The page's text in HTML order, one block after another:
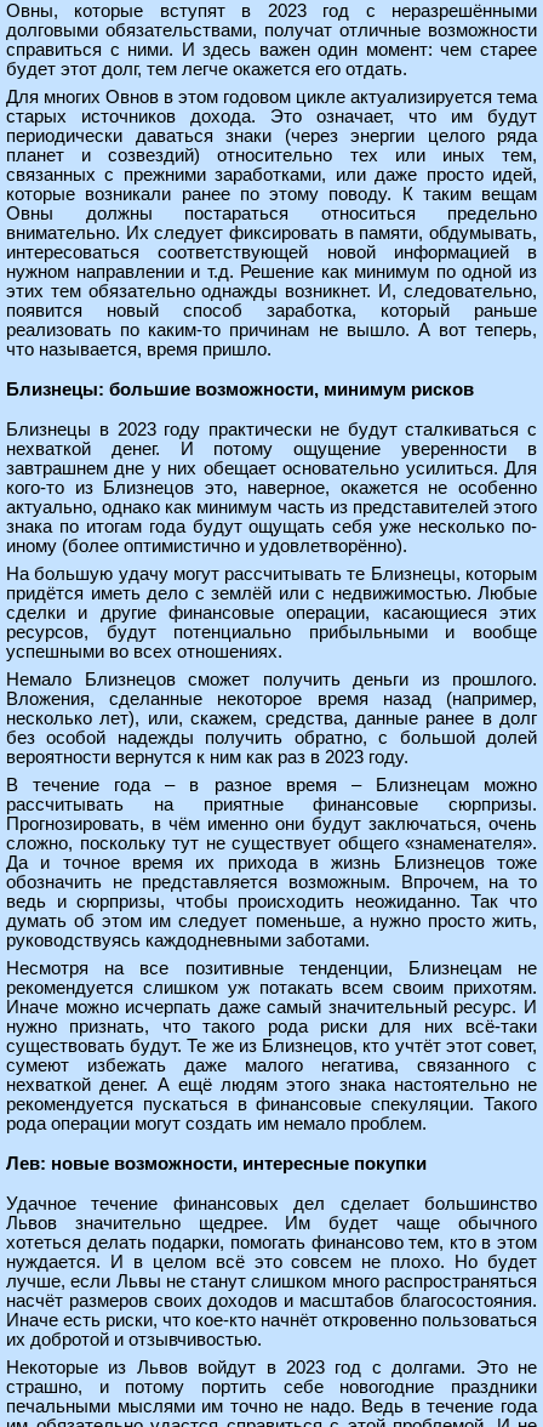
Овны, которые вступят в 2023 год с неразрешёнными
долговыми обязательствами, получат отличные возможности
справиться с ними. И здесь важен один момент: чем старее
будет этот долг, тем легче окажется его отдать.
Для многих Овнов в этом годовом цикле актуализируется тема
старых источников дохода. Это означает, что им будут
периодически даваться знаки (через энергии целого ряда
планет и созвездий) относительно тех или иных тем,
связанных с прежними заработками, или даже просто идей,
которые возникали ранее по этому поводу. К таким вещам
Овны должны постараться относиться предельно
внимательно. Их следует фиксировать в памяти, обдумывать,
интересоваться соответствующей новой информацией в
нужном направлении и т.д. Решение как минимум по одной из
этих тем обязательно однажды возникнет. И, следовательно,
появится новый способ заработка, который раньше
реализовать по каким-то причинам не вышло. А вот теперь,
что называется, время пришло.
Близнецы: большие возможности, минимум рисков
Близнецы в 2023 году практически не будут сталкиваться с
нехваткой денег. И потому ощущение уверенности в
завтрашнем дне у них обещает основательно усилиться. Для
кого-то из Близнецов это, наверное, окажется не особенно
актуально, однако как минимум часть из представителей этого
знака по итогам года будут ощущать себя уже несколько по-
иному (более оптимистично и удовлетворённо).
На большую удачу могут рассчитывать те Близнецы, которым
придётся иметь дело с землёй или с недвижимостью. Любые
сделки и другие финансовые операции, касающиеся этих
ресурсов, будут потенциально прибыльными и вообще
успешными во всех отношениях.
Немало Близнецов сможет получить деньги из прошлого.
Вложения, сделанные некоторое время назад (например,
несколько лет), или, скажем, средства, данные ранее в долг
без особой надежды получить обратно, с большой долей
вероятности вернутся к ним как раз в 2023 году.
В течение года – в разное время – Близнецам можно
рассчитывать на приятные финансовые сюрпризы.
Прогнозировать, в чём именно они будут заключаться, очень
сложно, поскольку тут не существует общего «знаменателя».
Да и точное время их прихода в жизнь Близнецов тоже
обозначить не представляется возможным. Впрочем, на то
ведь и сюрпризы, чтобы происходить неожиданно. Так что
думать об этом им следует поменьше, а нужно просто жить,
руководствуясь каждодневными заботами.
Несмотря на все позитивные тенденции, Близнецам не
рекомендуется слишком уж потакать всем своим прихотям.
Иначе можно исчерпать даже самый значительный ресурс. И
нужно признать, что такого рода риски для них всё-таки
существовать будут. Те же из Близнецов, кто учтёт этот совет,
сумеют избежать даже малого негатива, связанного с
нехваткой денег. А ещё людям этого знака настоятельно не
рекомендуется пускаться в финансовые спекуляции. Такого
рода операции могут создать им немало проблем.
Лев: новые возможности, интересные покупки
Удачное течение финансовых дел сделает большинство
Львов значительно щедрее. Им будет чаще обычного
хотеться делать подарки, помогать финансово тем, кто в этом
нуждается. И в целом всё это совсем не плохо. Но будет
лучше, если Львы не станут слишком много распространяться
насчёт размеров своих доходов и масштабов благосостояния.
Иначе есть риски, что кое-кто начнёт откровенно пользоваться
их добротой и отзывчивостью.
Некоторые из Львов войдут в 2023 год с долгами. Это не
страшно, и потому портить себе новогодние праздники
печальными мыслями им точно не надо. Ведь в течение года